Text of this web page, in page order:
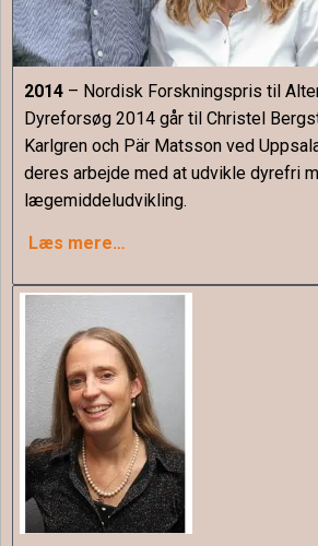
2014 – Nordisk Forskningspris til
Dyreforsøg 2014 går til Christel
Karlgren och Pär Matsson ved
deres arbejde med at udvikle dyrefri
lægemiddeludvikling.
Læs mere…